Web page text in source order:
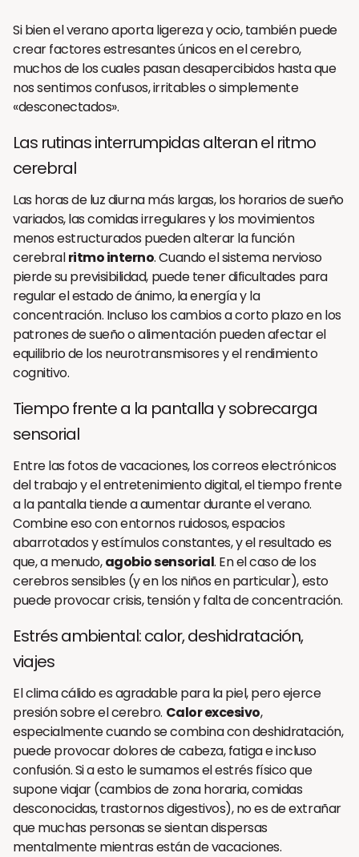
Si bien el verano aporta ligereza y ocio, también puede
crear factores estresantes únicos en el cerebro,
muchos de los cuales pasan desapercibidos hasta que
nos sentimos confusos, irritables o simplemente
«desconectados».
Las rutinas interrumpidas alteran el ritmo
cerebral
Las horas de luz diurna más largas, los horarios de sueño
variados, las comidas irregulares y los movimientos
menos estructurados pueden alterar la función
cerebralritmo interno. Cuando el sistema nervioso
pierde su previsibilidad, puede tener dificultades para
regular el estado de ánimo, la energía y la
concentración. Incluso los cambios a corto plazo en los
patrones de sueño o alimentación pueden afectar el
equilibrio de los neurotransmisores y el rendimiento
cognitivo.
Tiempo frente a la pantalla y sobrecarga
sensorial
Entre las fotos de vacaciones, los correos electrónicos
del trabajo y el entretenimiento digital, el tiempo frente
a la pantalla tiende a aumentar durante el verano.
Combine eso con entornos ruidosos, espacios
abarrotados y estímulos constantes, y el resultado es
que, a menudo,agobio sensorial. En el caso de los
cerebros sensibles (y en los niños en particular), esto
puede provocar crisis, tensión y falta de concentración.
Estrés ambiental: calor, deshidratación,
viajes
El clima cálido es agradable para la piel, pero ejerce
presión sobre el cerebro. Calor excesivo,
especialmente cuando se combina con deshidratación,
puede provocar dolores de cabeza, fatiga e incluso
confusión. Si a esto le sumamos el estrés físico que
supone viajar (cambios de zona horaria, comidas
desconocidas, trastornos digestivos), no es de extrañar
que muchas personas se sientan dispersas
mentalmente mientras están de vacaciones.